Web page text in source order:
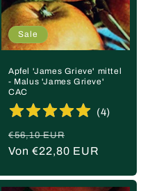
Sale
Apfel 'James Grieve' mittel
- Malus 'James Grieve'
CAC
(4)
Normaler
Preis
€56,10 EUR
Von €22,80 EUR